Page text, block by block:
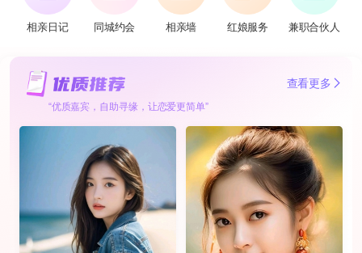
相亲日记 同城约会 相亲墙 红娘服务 兼职合伙人
查看更多
“优质嘉宾，自助寻缘，让恋爱更简单”